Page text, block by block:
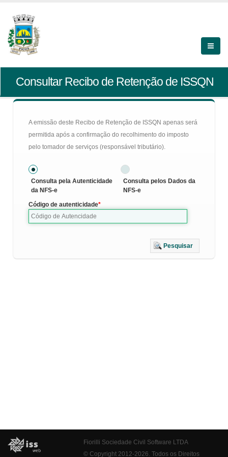
Consultar Recibo de Retenção de ISSQN
A emissão deste Recibo de Retenção de ISSQN apenas será
permitida após a confirmação do recolhimento do imposto
pelo tomador de serviços (responsável tributário).
Consulta pela Autenticidade
da NFS-e
Consulta pelos Dados da
NFS-e
Código de autenticidade
Pesquisar
Fiorilli Sociedade Civil Software LTDA
© Copyright 2012-2026. Todos os Direitos